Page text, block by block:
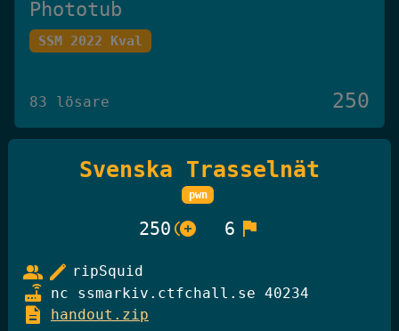
Phototub
SSM 2022 Kval
83 lösare 250
Det Omöjliga Spelet
27 lösare
Svenska Trasselnät
pwn
250 control_point_duplicate 6 flag
group edit ripSquid
router nc ssmarkiv.ctfchall.se 40234
description handout.zip